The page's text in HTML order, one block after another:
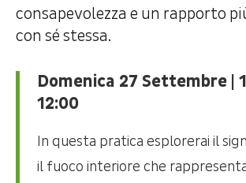
consapevolezza e un rapporto
con sé stessa.
Domenica 27 Settembre |
12:00
In questa pratica esplorerai il
il fuoco interiore che